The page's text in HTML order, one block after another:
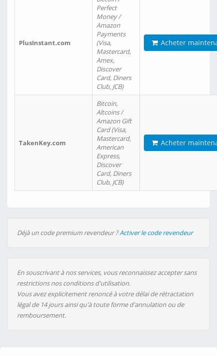
PlusInstant.com
Perfect
Money /
Amazon
Payments
(Visa,
Mastercard,
Amex,
Discover
Card, Diners
Club, JCB)
Acheter
TakenKey.com
Bitcoin,
Altcoins /
Amazon Gift
Card (Visa,
Mastercard,
American
Express,
Discover
Card, Diners
Club, JCB)
Acheter
Déjà un code premium revendeur ?Activer le code revendeur
En souscrivant à nos services, vous reconnaissez accepter sans
restrictions nos conditions d'utilisation.
Vous avez explicitement renoncé à votre délai de rétractation
légal de 14 jours ainsi qu'à toute forme d'annulation ou de
remboursement.